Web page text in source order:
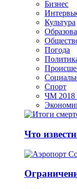
Бизнес
Культура
Погода
Спорт
ЧМ 2018
Что